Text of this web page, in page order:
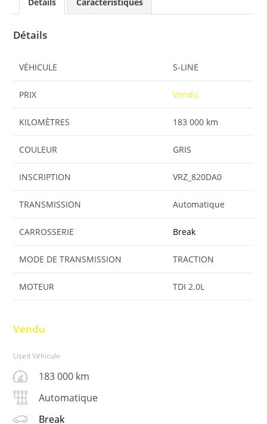
Détails
VÉHICULE S-LINE
PRIX Vendu
KILOMÈTRES 183 000 km
COULEUR GRIS
INSCRIPTION VRZ_820DA0
TRANSMISSION Automatique
CARROSSERIE Break
MODE DE TRANSMISSION TRACTION
MOTEUR TDI 2.0L
Vendu
Used Véhicule
183 000 km
Automatique
Break